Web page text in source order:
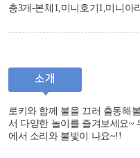
총3개-본체1,미니호기1,미니아
소개
로키와 함께 불을 끄러 출동해
서 다양한 놀이를 즐겨보세요~
에서 소리와 불빛이 나요~!!